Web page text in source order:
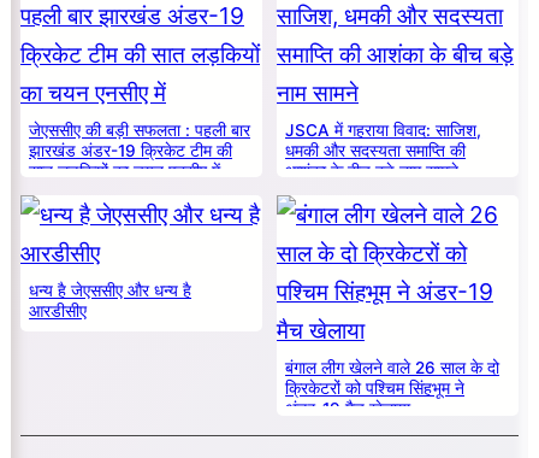
जेएससीए की बड़ी सफलता : पहली बार
झारखंड अंडर-19 क्रिकेट टीम की
सात लड़कियों का चयन एनसीए में
JSCA में गहराया विवाद: साजिश,
धमकी और सदस्यता समाप्ति की
आशंका के बीच बड़े नाम सामने
धन्य है जेएससीए और धन्य है
आरडीसीए
बंगाल लीग खेलने वाले 26 साल के दो
क्रिकेटरों को पश्चिम सिंहभूम ने
अंडर-19 मैच खेलाया